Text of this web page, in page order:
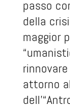
passo
della
maggior
attorno